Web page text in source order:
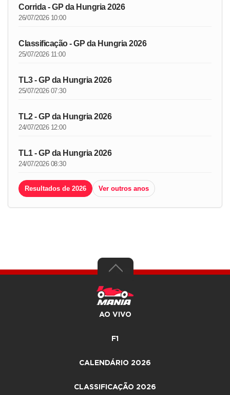
Corrida - GP da Hungria 2026
26/07/2026 10:00
Classificação - GP da Hungria 2026
25/07/2026 11:00
TL3 - GP da Hungria 2026
25/07/2026 07:30
TL2 - GP da Hungria 2026
24/07/2026 12:00
TL1 - GP da Hungria 2026
24/07/2026 08:30
Resultados de 2026 Ver outros anos
AO VIVO
F1
CALENDÁRIO 2026
CLASSIFICAÇÃO 2026